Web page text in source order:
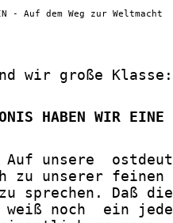
- Auf dem Weg zur Weltmacht
wir große Klasse:
HABEN WIR
Auf unsere
zu unserer
sprechen. Daß
weiß noch  ein